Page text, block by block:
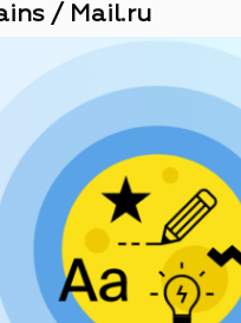
/ Mail.ru